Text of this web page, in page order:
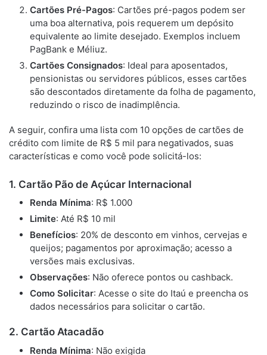
Cartões Pré-Pagos: Cartões pré-pagos podem ser
uma boa alternativa, pois requerem um depósito
equivalente ao limite desejado. Exemplos incluem
PagBank e Méliuz.
Cartões Consignados: Ideal para aposentados,
pensionistas ou servidores públicos, esses cartões
são descontados diretamente da folha de pagamento,
reduzindo o risco de inadimplência.
A seguir, confira uma lista com 10 opções de cartões de
crédito com limite de R$ 5 mil para negativados, suas
características e como você pode solicitá-los:
1. Cartão Pão de Açúcar Internacional
Renda Mínima: R$ 1.000
Limite: Até R$ 10 mil
Benefícios: 20% de desconto em vinhos, cervejas e
queijos; pagamentos por aproximação; acesso a
versões mais exclusivas.
Observações: Não oferece pontos ou cashback.
Como Solicitar: Acesse o site do Itaú e preencha os
dados necessários para solicitar o cartão.
2. Cartão Atacadão
Renda Mínima: Não exigida